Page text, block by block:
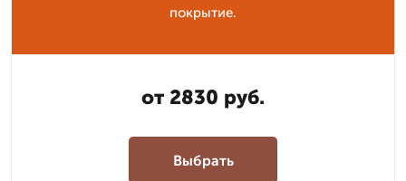
покрытие.
от 2830 руб.
Выбрать